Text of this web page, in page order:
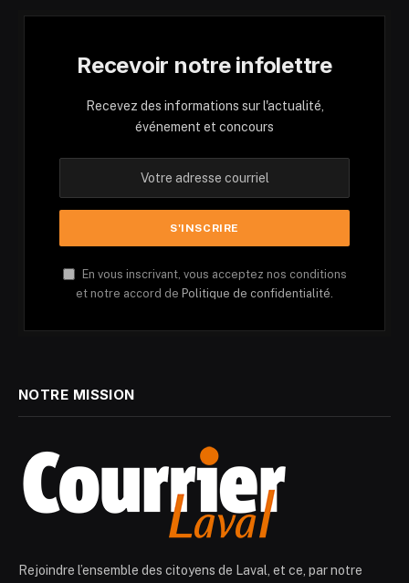
Recevoir notre infolettre
Recevez des informations sur l'actualité,
événement et concours
En vous inscrivant, vous acceptez nos conditions
et notre accord de Politique de confidentialité.
NOTRE MISSION
Rejoindre l’ensemble des citoyens de Laval, et ce, par notre